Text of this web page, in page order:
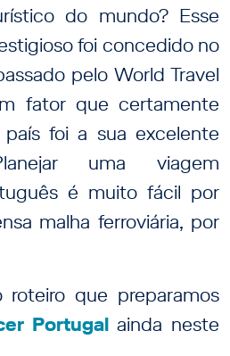
do mundo? Esse
foi concedido no
pelo World Travel
fator que certamente
foi a sua excelente
uma viagem
é muito fácil por
malha ferroviária, por
que preparamos
Portugalainda neste